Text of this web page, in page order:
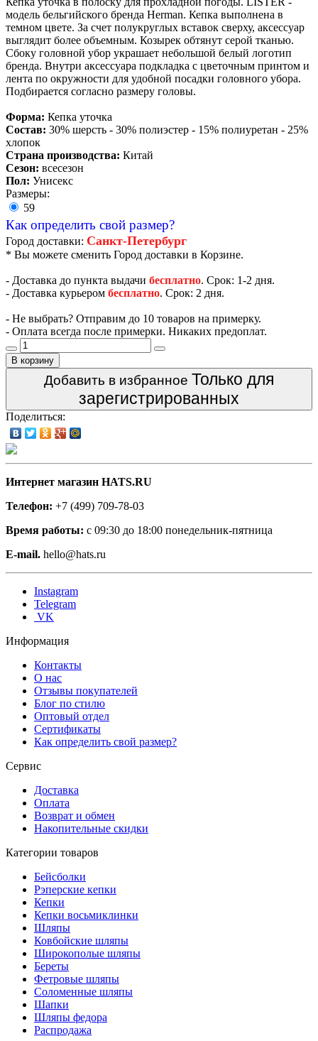
модель бельгийского бренда Herman. Кепка выполнена в
темном цвете. За счет полукруглых вставок сверху, аксессуар
выглядит более объемным. Козырек обтянут серой тканью.
Сбоку головной убор украшает небольшой белый логотип
бренда. Внутри аксессуара подкладка с цветочным принтом и
лента по окружности для удобной посадки головного убора.
Подбирается согласно размеру головы.
Форма: Кепка уточка
Состав: 30% шерсть - 30% полиэстер - 15% полиуретан - 25%
хлопок
Страна производства: Китай
Сезон: всесезон
Пол: Унисекс
Размеры:
59
Как определить свой размер?
Город доставки: Санкт-Петербург
* Вы можете сменить Город доставки в Корзине.
- Доставка до пункта выдачи бесплатно. Срок: 1-2 дня.
- Доставка курьером бесплатно. Срок: 2 дня.
- Не выбрать? Отправим до 10 товаров на примерку.
- Оплата всегда после примерки. Никаких предоплат.
В корзину
Добавить в избранное Только для
зарегистрированных
Поделиться:
Интернет магазин HATS.RU
Телефон: +7 (499) 709-78-03
Время работы: с 09:30 до 18:00 понедельник-пятница
E-mail. hello@hats.ru
Instagram
Telegram
VK
Информация
Контакты
О нас
Отзывы покупателей
Блог по стилю
Оптовый отдел
Сертификаты
Как определить свой размер?
Сервис
Доставка
Оплата
Возврат и обмен
Накопительные скидки
Категории товаров
Бейсболки
Рэперские кепки
Кепки
Кепки восьмиклинки
Шляпы
Ковбойские шляпы
Широкополые шляпы
Береты
Фетровые шляпы
Соломенные шляпы
Шапки
Шляпы федора
Распродажа